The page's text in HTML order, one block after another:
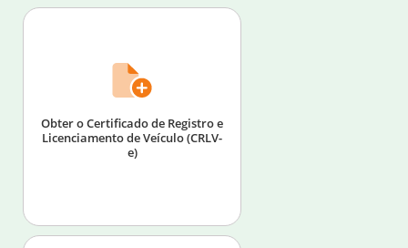
Obter o Certificado de Registro e
Licenciamento de Veículo (CRLV-
e)